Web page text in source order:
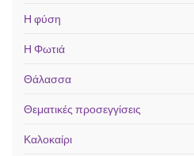
Η φύση
Η Φωτιά
Θάλασσα
Θεματικές προσεγγίσεις
Καλοκαίρι